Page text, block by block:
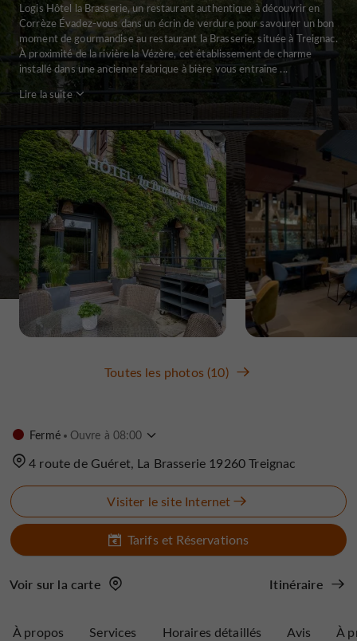
Logis Hôtel la Brasserie, un restaurant authentique à découvrir en
Corrèze Évadez-vous dans un écrin de verdure pour savourer un bon
moment de gourmandise au restaurant la Brasserie, située à Treignac.
À proximité de la rivière la Vézère, cet établissement de charme
installé dans une ancienne fabrique à bière vous entraîne ...
Lire la suite
Toutes les photos (10)
Fermé Ouvre à 08:00
4 route de Guéret, La Brasserie 19260 Treignac
Visiter le site Internet
Tarifs et Réservations
Voir sur la carte Itinéraire
À propos Services Horaires détaillés Avis À